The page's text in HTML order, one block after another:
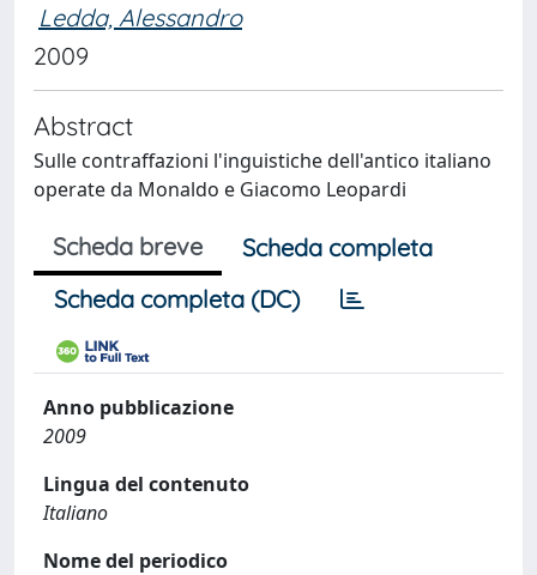
Ledda, Alessandro
2009
Abstract
Sulle contraffazioni l'inguistiche dell'antico italiano
operate da Monaldo e Giacomo Leopardi
Scheda breve
Scheda completa
Scheda completa (DC)
Anno pubblicazione
2009
Lingua del contenuto
Italiano
Nome del periodico